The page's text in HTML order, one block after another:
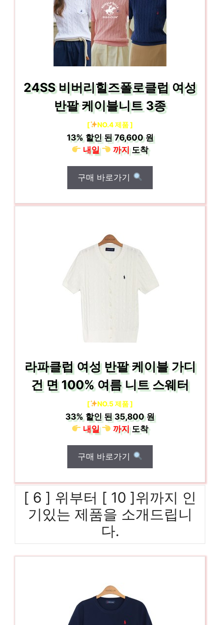
24SS 비버리힐즈폴로클럽 여성
반팔 케이블니트 3종
[ NO.4 제품 ]
13%할인 된76,600 원
내일
까지도착
구매 바로가기
라파클럽 여성 반팔 케이블 가디
건 면 100% 여름 니트 스웨터
[ NO.5 제품 ]
33% 할인 된35,800 원
내일
까지도착
구매 바로가기
[ 6 ] 위부터 [ 10 ]위까지 인
기있는 제품을 소개드립니
다.